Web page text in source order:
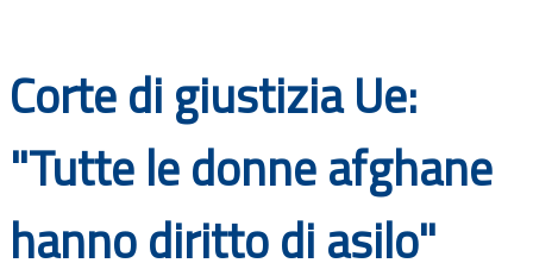
Bandi
Guide
Corte di giustizia Ue:
"Tutte le donne afghane
hanno diritto di asilo"